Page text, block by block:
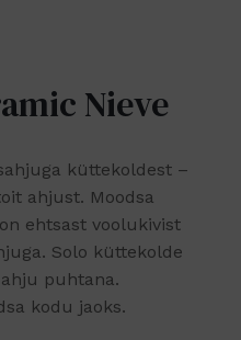
Nieve
küttekoldest –
ahjust. Moodsa
ehtsast voolukivist
Solo küttekolde
puhtana.
kodu jaoks.